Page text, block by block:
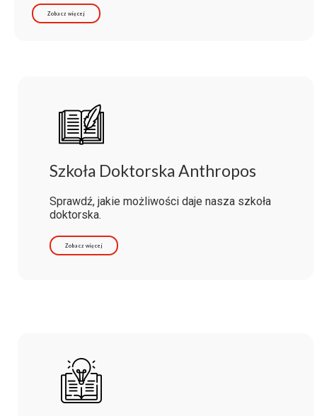
Zobacz więcej
Szkoła Doktorska Anthropos
Sprawdź, jakie możliwości daje nasza szkoła
doktorska.
Zobacz więcej